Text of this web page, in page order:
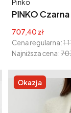
PINKO
Pinko
Cena promocyjna
707,40 zł
Cena regularna:1
Najniższa cena:
Okazja